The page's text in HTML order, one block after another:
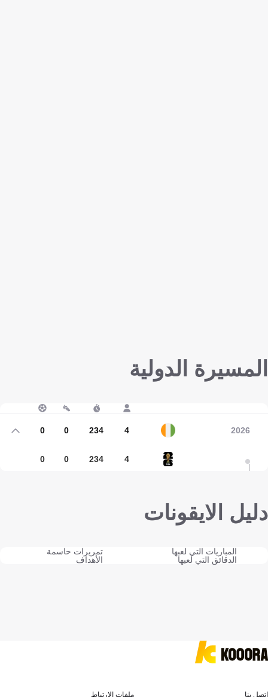
المسيرة الدولية
2026
4
234
0
0
4
234
0
0
دليل الايقونات
المباريات التي لعبها
تمريرات حاسمة
الدقائق التي لعبها
الأهداف
اتصل بنا ملفات الارتباط